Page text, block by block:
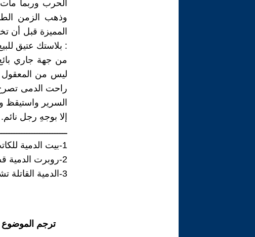
الحرب وربما
وذهب الزمن
المميزة قبل أن
: بلاستك عتيق
من جهة جاري
ليس من المعقول
راحت الدمى
السرير واستيقظ
إلا بوجهِ رجل نائم.
1-بيت الدمية للكاتب النرويجي هنريك إبسن.
2-روبرت الدمية قصة للكاتب الأمريكي روبرت يوجيني أوتو
3-الدمية القاتلة تشاكي سلسلة أفلام ألفها دون مانسيني
ترجم